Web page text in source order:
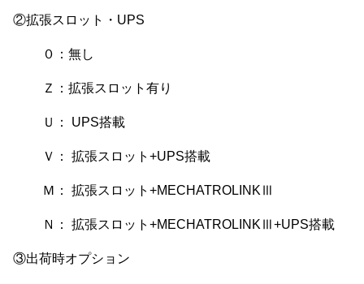
②拡張スロット・UPS
０：無し
Ｚ：拡張スロット有り
Ｕ： UPS搭載
Ｖ： 拡張スロット+UPS搭載
Ｍ： 拡張スロット+MECHATROLINKⅢ
Ｎ： 拡張スロット+MECHATROLINKⅢ+UPS搭載
③出荷時オプション